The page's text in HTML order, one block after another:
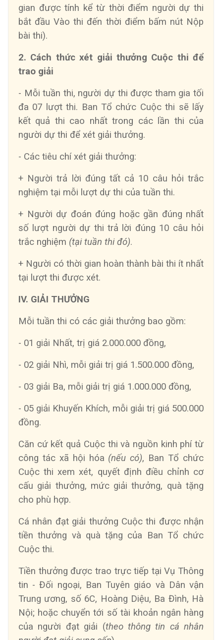
gian được tính kể từ thời điểm người dự thi
bắt đầu Vào thi đến thời điểm bấm nút Nộp
bài thi).
2. Cách thức xét giải thưởng Cuộc thi để
trao giải
- Mỗi tuần thi, người dự thi được tham gia tối
đa 07 lượt thi. Ban Tổ chức Cuộc thi sẽ lấy
kết quả thi cao nhất trong các lần thi của
người dự thi để xét giải thưởng.
- Các tiêu chí xét giải thưởng:
+ Người trả lời đúng tất cả 10 câu hỏi trắc
nghiệm tại mỗi lượt dự thi của tuần thi.
+ Người dự đoán đúng hoặc gần đúng nhất
số lượt người dự thi trả lời đúng 10 câu hỏi
trắc nghiệm (tại tuần thi đó).
+ Người có thời gian hoàn thành bài thi ít nhất
tại lượt thi được xét.
IV. GIẢI THƯỞNG
Mỗi tuần thi có các giải thưởng bao gồm:
- 01 giải Nhất, trị giá 2.000.000 đồng,
- 02 giải Nhì, mỗi giải trị giá 1.500.000 đồng,
- 03 giải Ba, mỗi giải trị giá 1.000.000 đồng,
- 05 giải Khuyến Khích, mỗi giải trị giá 500.000
đồng.
Căn cứ kết quả Cuộc thi và nguồn kinh phí từ
công tác xã hội hóa (nếu có), Ban Tổ chức
Cuộc thi xem xét, quyết định điều chỉnh cơ
cấu giải thưởng, mức giải thưởng, quà tặng
cho phù hợp.
Cá nhân đạt giải thưởng Cuộc thi được nhận
tiền thưởng và quà tặng của Ban Tổ chức
Cuộc thi.
Tiền thưởng được trao trực tiếp tại Vụ Thông
tin - Đối ngoại, Ban Tuyên giáo và Dân vận
Trung ương, số 6C, Hoàng Diệu, Ba Đình, Hà
Nội; hoặc chuyển tới số tài khoản ngân hàng
của người đạt giải (theo thông tin cá nhân